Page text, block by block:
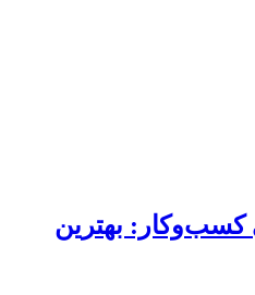
کسب‌وکار: بهترین